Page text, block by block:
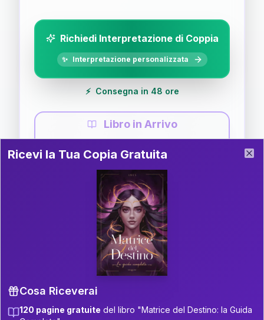
Richiedi Interpretazione di Coppia
✨ Interpretazione personalizzata
⚡ Consegna in 48 ore
Libro in Arrivo
Guida completa di Coppia
Il libro è in fase di scrittura. Iscriviti alla newsletter
per ricevere aggiornamenti!
P.S. Interpretazione parziale
gratuita
Scorri più in basso per vedere
un'interpretazione parziale gratuita della tua
Ricevi la Tua Copia Gratuita del Libro
Ricevi la Tua Copia Gratuita
Cosa Riceverai
120 pagine gratuite del libro "Matrice del Destino: la Guida